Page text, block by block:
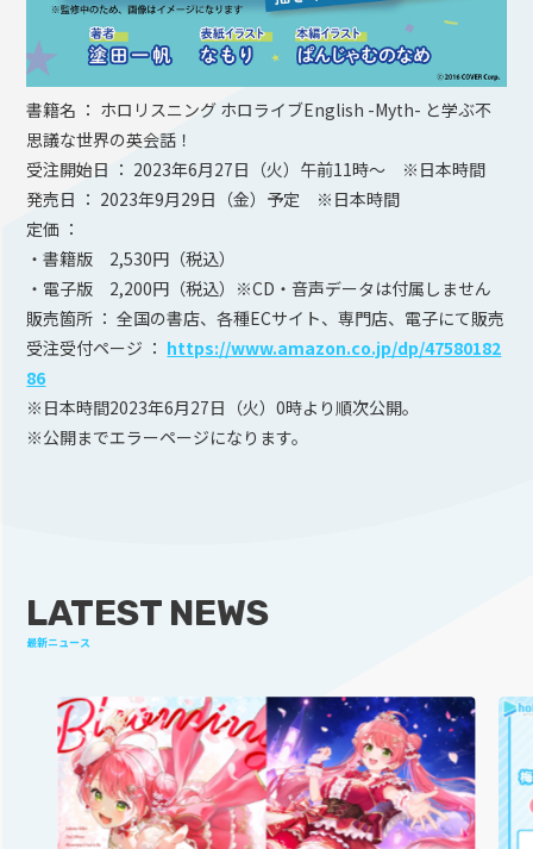
書籍名 ： ホロリスニング ホロライブEnglish -Myth- と学ぶ不
思議な世界の英会話！
受注開始日 ： 2023年6月27日（火）午前11時～ ※日本時間
発売日 ： 2023年9月29日（金）予定 ※日本時間
定価 ：
・書籍版 2,530円（税込）
・電子版 2,200円（税込）※CD・音声データは付属しません
販売箇所 ： 全国の書店、各種ECサイト、専門店、電子にて販売
受注受付ページ ： https://www.amazon.co.jp/dp/47580182
86
※日本時間2023年6月27日（火）0時より順次公開。
※公開までエラーページになります。
LATEST NEWS
最新ニュース